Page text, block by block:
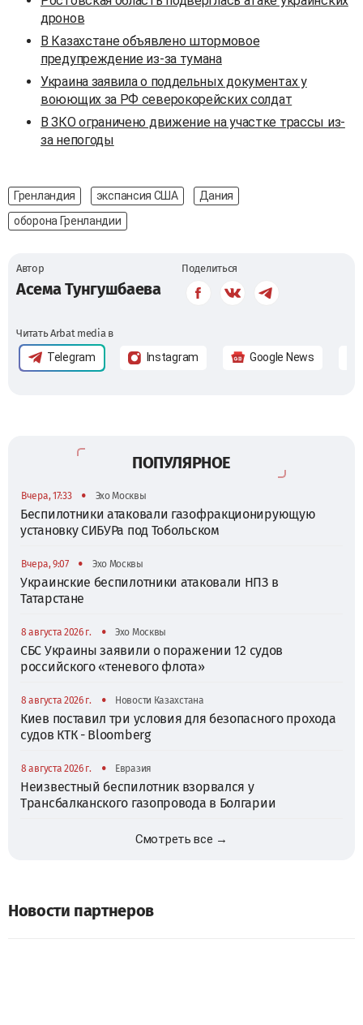
дронов
В Казахстане объявлено штормовое
предупреждение из-за тумана
Украина заявила о поддельных документах у
воюющих за РФ северокорейских солдат
В ЗКО ограничено движение на участке трассы из-
за непогоды
Гренландия экспансия США
Дания
оборона Гренландии
Автор
Асема Тунгушбаева
Поделиться
Читать Arbat media в
Telegram Instagram Google News
ПОПУЛЯРНОЕ
Вчера, 17:33 • Эхо Москвы
Беспилотники атаковали газофракционирующую
установку СИБУРа под Тобольском
Вчера, 9:07 • Эхо Москвы
Украинские беспилотники атаковали НПЗ в
Татарстане
8 августа 2026 г. • Эхо Москвы
СБС Украины заявили о поражении 12 судов
российского «теневого флота»
8 августа 2026 г. • Новости Казахстана
Киев поставил три условия для безопасного прохода
судов КТК - Bloomberg
8 августа 2026 г. • Евразия
Неизвестный беспилотник взорвался у
Трансбалканского газопровода в Болгарии
Смотреть все →
Новости партнеров